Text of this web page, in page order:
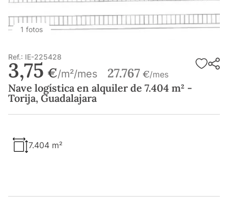
1 fotos
Ref.: IE-225428
3,75 €/m²/mes 27.767 €/mes
Nave logística en alquiler de 7.404 m² -
Torija, Guadalajara
7.404 m²